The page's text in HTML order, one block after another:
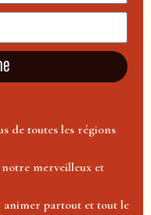
de toutes les régions
merveilleux et
animer partout et tout le